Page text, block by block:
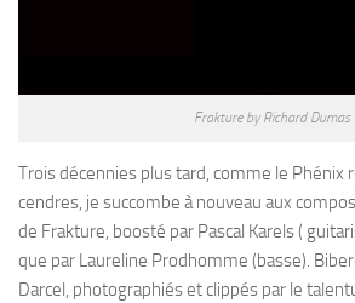
Frakture by Richard Dumas
Trois décennies plus tard, comme le Phénix
cendres, je succombe à nouveau aux
de Frakture, boosté par Pascal Karels (
que par Laureline Prodhomme (basse).
Darcel, photographiés et clippés par le